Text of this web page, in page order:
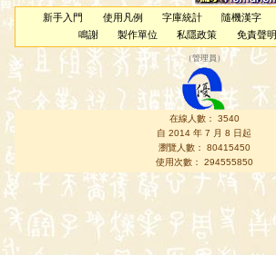
新手入門 使用凡例 字庫統計 隨機漢字
鳴謝
製作單位 私隱政策 免責聲明
（管理員 ）
在線人數： 3540
自 2014 年 7 月 8 日起
瀏覽人數： 80415450
使用次數： 294555850